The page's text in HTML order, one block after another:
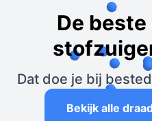
De
Dat doe je bij
Bekijk alle